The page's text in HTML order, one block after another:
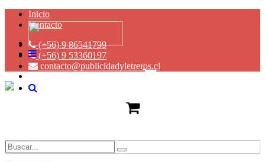
Inicio
Contacto
(+56) 9 86541799
(+56) 9 53360197
contacto@publicidadyletreros.cl